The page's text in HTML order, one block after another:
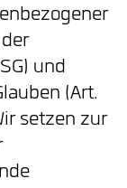
und
(Art.
setzen zur